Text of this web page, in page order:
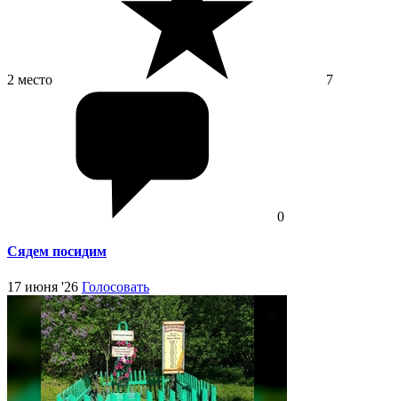
2 место 7
0
Сядем посидим
17 июня '26 Голосовать